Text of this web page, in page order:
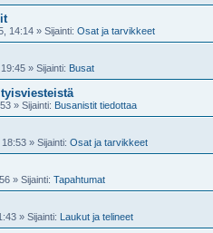
14:14 » Sijainti: Osat ja tarvikkeet
» Sijainti: Busat
» Sijainti: Busanistit tiedottaa
» Sijainti: Osat ja tarvikkeet
» Sijainti: Tapahtumat
» Sijainti: Laukut ja telineet